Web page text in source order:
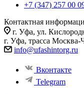
+7 (347) 257 00
Контактная
г. Уфа, ул.
г. Уфа, трасса
info@ufashintorg.ru
Вконтакте
Telegram